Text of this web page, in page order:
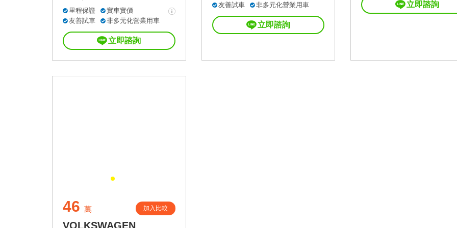
里程保證
實車實價
友善試車
非多元化營業用車
立即諮詢
友善試車 非多元化營業用車
立即諮詢
立即諮詢
46 萬 加入比較
VOLKSWAGEN